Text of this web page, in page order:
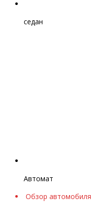
седан
Автомат
Обзор автомобиля